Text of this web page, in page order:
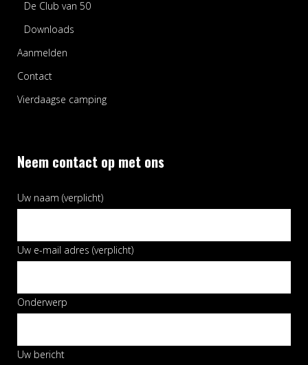
De Club van 50
Downloads
Aanmelden
Contact
Vierdaagse camping
Neem contact op met ons
Uw naam (verplicht)
Uw e-mail adres (verplicht)
Onderwerp
Uw bericht